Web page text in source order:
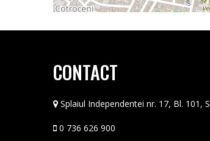
CONTACT
Splaiul Independentei nr. 17, Bl. 101,
0 736 626 900